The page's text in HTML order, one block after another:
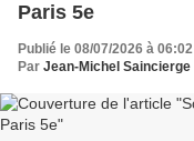
Paris 5e
Publié le 08/07/2026 à 06:02
Par Jean-Michel Saincierge